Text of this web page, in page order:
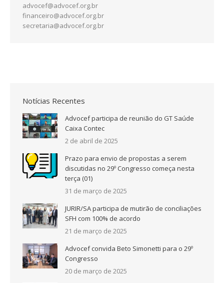
advocef@advocef.org.br
financeiro@advocef.org.br
secretaria@advocef.org.br
Notícias Recentes
Advocef participa de reunião do GT Saúde
Caixa Contec
2 de abril de 2025
Prazo para envio de propostas a serem
discutidas no 29º Congresso começa nesta
terça (01)
31 de março de 2025
JURIR/SA participa de mutirão de conciliações
SFH com 100% de acordo
21 de março de 2025
Advocef convida Beto Simonetti para o 29º
Congresso
20 de março de 2025